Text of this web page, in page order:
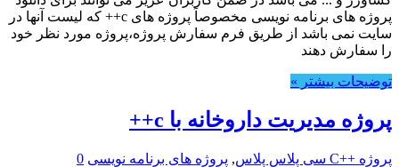
پروژه های برنامه نویسی مخصوصاً پروژه های c++ که لیست آنها در
سایت نمی باشد از طریق فرم سفارش پروژه،پروژه مورد نظر خود
را سفارش دهند
توضیحات بیشتر »
پروژه مدیریت داروخانه با c++
پروژه ++C سی پلاس پلاس , پروژه های برنامه نویسی 0